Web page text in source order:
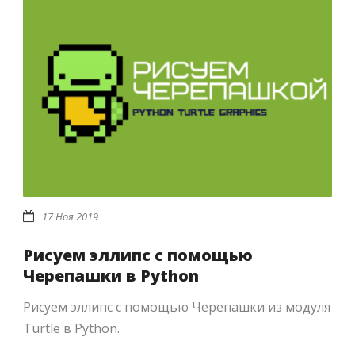
17 Ноя 2019
Рисуем эллипс с помощью
Черепашки в Python
Рисуем эллипс с помощью Черепашки из модуля
Turtle в Python.